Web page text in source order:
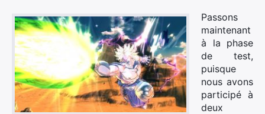
Passons
maintenant
à la phase
de test,
puisque
nous avons
participé à
deux